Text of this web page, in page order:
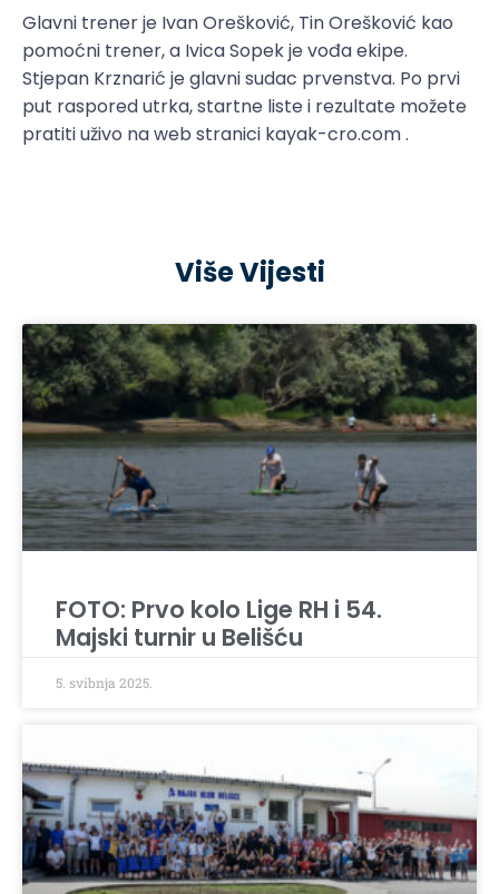
Glavni trener je Ivan Orešković, Tin Orešković kao
pomoćni trener, a Ivica Sopek je vođa ekipe.
Stjepan Krznarić je glavni sudac prvenstva. Po prvi
put raspored utrka, startne liste i rezultate možete
pratiti uživo na web stranici kayak-cro.com .
Više Vijesti
FOTO: Prvo kolo Lige RH i 54.
Majski turnir u Belišću
5. svibnja 2025.